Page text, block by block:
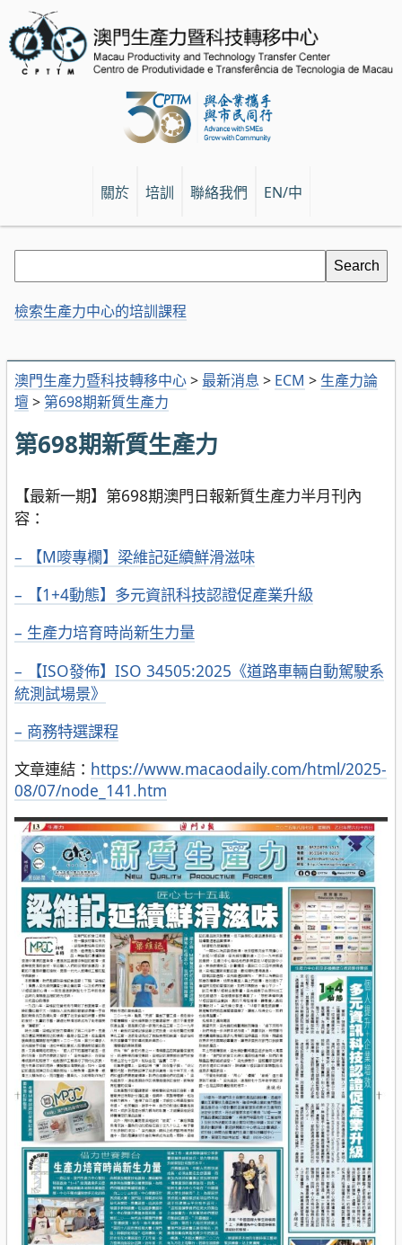
關於 培訓 聯絡我們 EN/中
澳門生產力暨科技轉移中心> 最新消息 > ECM > 生產力論
壇> 第698期新質生產力
第698期新質生產力
【最新一期】第698期澳門日報新質生產力半月刊內
容：
– 【M嘜專欄】梁維記延續鮮滑滋味
– 【1+4動態】多元資訊科技認證促產業升級
– 生產力培育時尚新生力量
– 【ISO發佈】ISO 34505:2025《道路車輛自動駕駛系
統測試場景》
– 商務特選課程
文章連結： https://www.macaodaily.com/html/2025-
08/07/node_141.htm
檢索生產力中心的培訓課程